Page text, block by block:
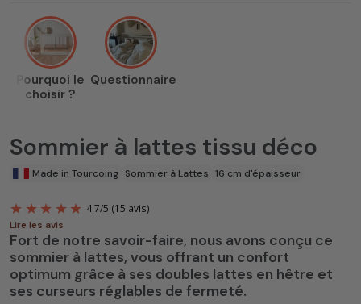
Pourquoi le
choisir ?
Questionnaire
Sommier à lattes tissu déco
Made in Tourcoing Sommier à Lattes 16 cm d'épaisseur
Lire les avis
Fort de notre savoir-faire, nous avons conçu ce
sommier à lattes, vous offrant un confort
optimum grâce à ses doubles lattes en hêtre et
ses curseurs réglables de fermeté.